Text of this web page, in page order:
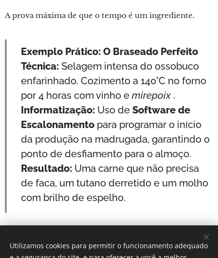
A prova máxima de que o tempo é um ingrediente.
Exemplo Prático: O Braseado Perfeito
Técnica: Selagem intensa do ossobuco
enfarinhado. Cozimento a 140°C no forno
por 4 horas com vinho e mirepoix.
Informatização: Uso de Software de
Escalonamento para programar o início
da produção na madrugada, garantindo o
ponto de desfiamento para o almoço.
Resultado: Uma carne que não precisa
de faca, um tutano derretido e um molho
com brilho de espelho.
Por: Verônica Silveira Nicoletti
Utilizamos cookies para permitir o funcionamento adequado